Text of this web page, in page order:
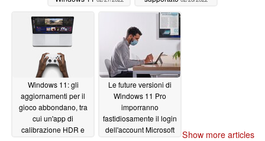
Windows 11: gli
aggiornamenti per il
gioco abbondano, tra
cui un'app di
calibrazione HDR e
Le future versioni di
Windows 11 Pro
imporranno
fastidiosamente il login
dell'account Microsoft
Show more articles